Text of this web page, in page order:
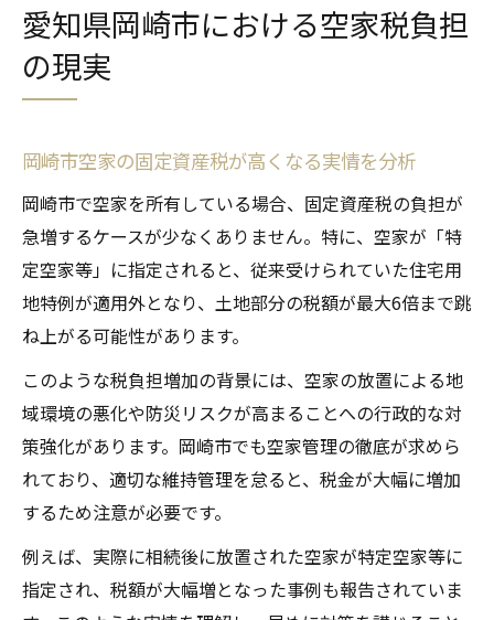
愛知県岡崎市における空家税負担
の現実
岡崎市空家の固定資産税が高くなる実情を分析
岡崎市で空家を所有している場合、固定資産税の負担が
急増するケースが少なくありません。特に、空家が「特
定空家等」に指定されると、従来受けられていた住宅用
地特例が適用外となり、土地部分の税額が最大6倍まで跳
ね上がる可能性があります。
このような税負担増加の背景には、空家の放置による地
域環境の悪化や防災リスクが高まることへの行政的な対
策強化があります。岡崎市でも空家管理の徹底が求めら
れており、適切な維持管理を怠ると、税金が大幅に増加
するため注意が必要です。
例えば、実際に相続後に放置された空家が特定空家等に
指定され、税額が大幅増となった事例も報告されていま